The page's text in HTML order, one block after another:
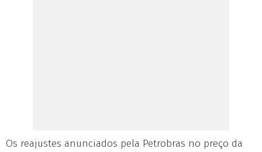
Os reajustes anunciados pela Petrobras no preço da